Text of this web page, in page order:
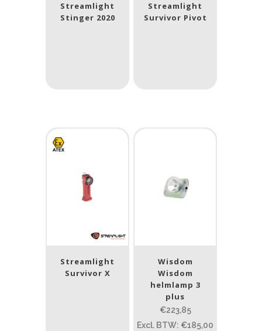
Streamlight
Stinger 2020
Streamlight
Survivor Pivot
Streamlight
Survivor X
Wisdom
Wisdom
helmlamp 3
plus
€223,85
Excl. BTW: €185,00